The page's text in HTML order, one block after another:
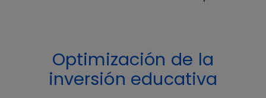
Optimización de la
inversión educativa